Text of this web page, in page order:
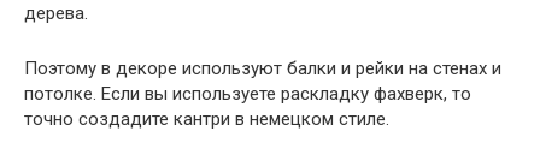
дерева.
Поэтому в декоре используют балки и рейки на стенах и
потолке. Если вы используете раскладку фахверк, то
точно создадите кантри в немецком стиле.